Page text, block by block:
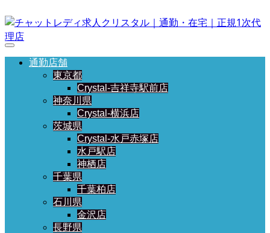
通勤店舗
東京都
Crystal-吉祥寺駅前店
神奈川県
Crystal-横浜店
茨城県
Crystal-水戸赤塚店
水戸駅店
神栖店
千葉県
千葉柏店
石川県
金沢店
長野県